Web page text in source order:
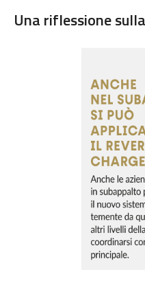
Una riflessione